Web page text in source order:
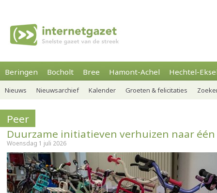
Beringen Bocholt Bree Hamont-Achel Hechtel-
Nieuws Nieuwsarchief Kalender Groeten & felicitaties
Peer
Duurzame initiatieven verhuizen naar
Woensdag 1 juli 2026